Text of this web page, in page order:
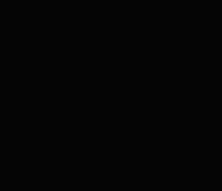
Slay the Spire 2